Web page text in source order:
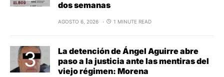
dos semanas
AGOSTO 6, 2026 1 MINUTE READ
La detención de Ángel Aguirre abre
paso a la justicia ante las mentiras del
viejo régimen: Morena